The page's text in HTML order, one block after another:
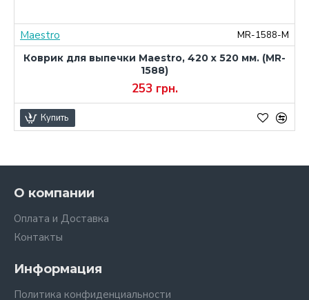
Maestro
MR-1588-M
Коврик для выпечки Maestro, 420 х 520 мм. (MR-
1588)
253 грн.
Купить
О компании
Оплата и Доставка
Контакты
Информация
Политика конфиденциальности